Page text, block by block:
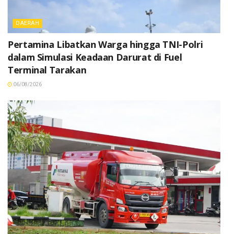
DAERAH
Pertamina Libatkan Warga hingga TNI-Polri
dalam Simulasi Keadaan Darurat di Fuel
Terminal Tarakan
06/08/2026